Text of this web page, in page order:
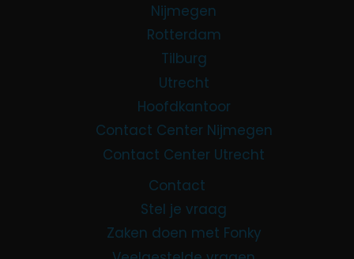
Nijmegen
Rotterdam
Tilburg
Utrecht
Hoofdkantoor
Contact Center Nijmegen
Contact Center Utrecht
Contact
Stel je vraag
Zaken doen met Fonky